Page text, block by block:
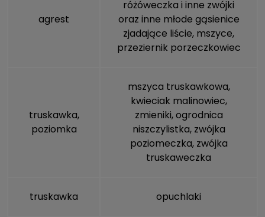
agrest
różóweczka i inne zwójki
oraz inne młode gąsienice
zjadające liście, mszyce,
przeziernik porzeczkowiec
truskawka,
poziomka
mszyca truskawkowa,
kwieciak malinowiec,
zmieniki, ogrodnica
niszczylistka, zwójka
poziomeczka, zwójka
truskaweczka
truskawka opuchlaki